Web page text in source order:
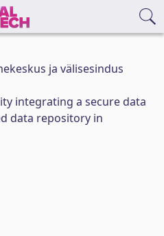
ja välisesindus
integrating a secure data
data repository in